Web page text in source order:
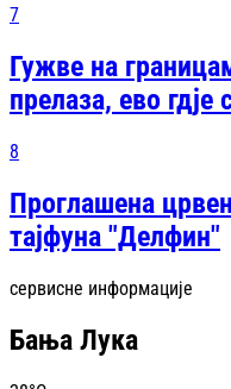
7
Гужве на
прелаза, ево гдје
8
Проглашена
тајфуна "Делфин"
сервисне информације
Бања Лука